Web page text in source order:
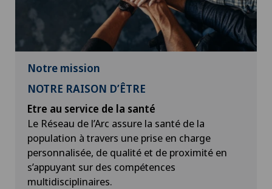
Notre mission
NOTRE RAISON D’ÊTRE
Etre au service de la santé
Le Réseau de l’Arc assure la santé de la
population à travers une prise en charge
personnalisée, de qualité et de proximité en
s’appuyant sur des compétences
multidisciplinaires.